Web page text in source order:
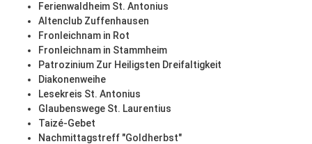
Ferienwaldheim St. Antonius
Altenclub Zuffenhausen
Fronleichnam in Rot
Fronleichnam in Stammheim
Patrozinium Zur Heiligsten Dreifaltigkeit
Diakonenweihe
Lesekreis St. Antonius
Glaubenswege St. Laurentius
Taizé-Gebet
Nachmittagstreff "Goldherbst"